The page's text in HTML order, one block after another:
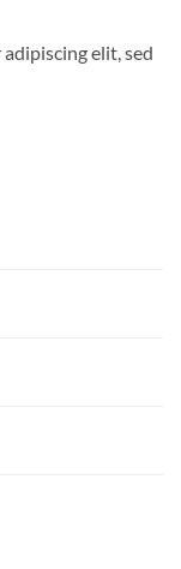
elit, sed